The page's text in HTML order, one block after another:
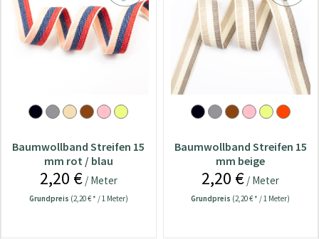
Baumwollband Streifen 15
mm rot / blau
2,20 €/ Meter
Grundpreis (2,20 € * / 1 Meter)
Baumwollband Streifen 15
mm beige
2,20 € / Meter
Grundpreis (2,20 € * / 1 Meter)